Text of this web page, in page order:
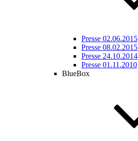
Presse 02.06.2015
Presse 08.02.2015
Presse 24.10.2014
Presse 01.11.2010
BlueBox